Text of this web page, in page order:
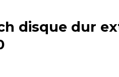
disque dur